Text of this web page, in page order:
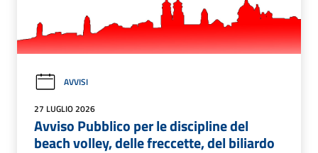
AVVISI
27 LUGLIO 2026
Avviso Pubblico per le discipline del
beach volley, delle freccette, del biliardo